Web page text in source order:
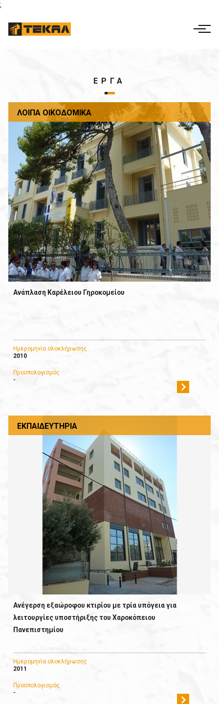
;
ΕΛ EN
ΕΤΑΙΡΙΚΗ ΔΙΑΚΥΒΕΡΝΗΣΗ
ΕΡΓΑ
ΟΙΚΟΝΟΜΙΚΑ ΣΤΟΙΧΕΙΑ
ΕΠΙΚΟΙΝΩΝΊΑ
ΕΡΓΑ
ΛΟΙΠΆ ΟΙΚΟΔΟΜΙΚΆ
Ανάπλαση Καρέλειου Γηροκομείου
Ημερομηνία ολοκλήρωσης
2010
Προϋπολογισμός
-
ΕΚΠΑΙΔΕΥΤΉΡΙΑ
Ανέγερση εξαώροφου κτιρίου με τρία υπόγεια για
λειτουργίες υποστήριξης του Χαροκόπειου
Πανεπιστημίου
Ημερομηνία ολοκλήρωσης
2011
Προϋπολογισμός
-